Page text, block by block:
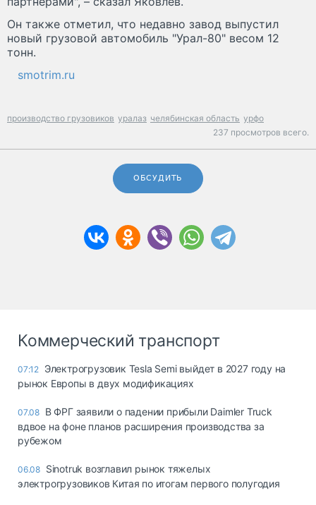
Он также отметил, что недавно завод выпустил
новый грузовой автомобиль "Урал-80" весом 12
тонн.
smotrim.ru
производство грузовиков уралаз челябинская область урфо
237 просмотров всего.
ОБСУДИТЬ
Коммерческий транспорт
07:12 Электрогрузовик Tesla Semi выйдет в 2027 году на
рынок Европы в двух модификациях
07.08 В ФРГ заявили о падении прибыли Daimler Truck
вдвое на фоне планов расширения производства за
рубежом
06.08 Sinotruk возглавил рынок тяжелых
электрогрузовиков Китая по итогам первого полугодия